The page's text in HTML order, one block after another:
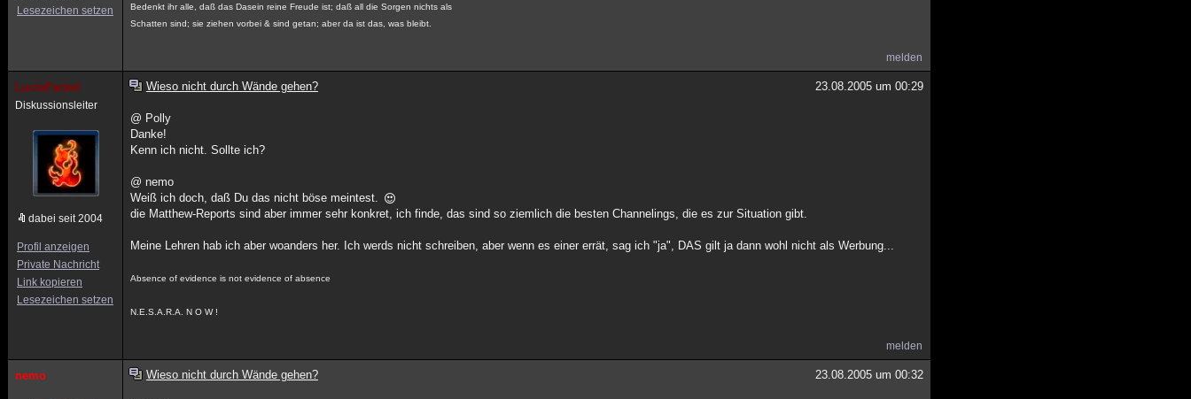
Lesezeichen setzen
Bedenkt ihr alle, daß das Dasein reine Freude ist; daß all die Sorgen nichts als
Schatten sind; sie ziehen vorbei & sind getan; aber da ist das, was bleibt.
melden
LuciaFackel
Diskussionsleiter
dabei seit 2004
Profil anzeigen
Private Nachricht
Link kopieren
Lesezeichen setzen
Wieso nicht durch Wände gehen? 23.08.2005 um 00:29
@ Polly
Danke!
Kenn ich nicht. Sollte ich?
@ nemo
Weiß ich doch, daß Du das nicht böse meintest.
die Matthew-Reports sind aber immer sehr konkret, ich finde, das sind so ziemlich die besten Channelings, die es zur Situation gibt.
Meine Lehren hab ich aber woanders her. Ich werds nicht schreiben, aber wenn es einer errät, sag ich "ja", DAS gilt ja dann wohl nicht als Werbung...
Absence of evidence is not evidence of absence
N.E.S.A.R.A. N O W !
melden
nemo Wieso nicht durch Wände gehen? 23.08.2005 um 00:32